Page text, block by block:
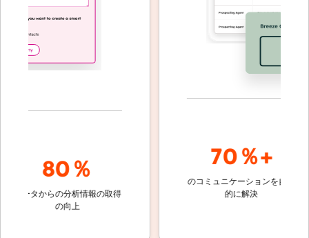
80％
ータからの分析情報の取得
の向上
70％+
のコミュニケーションを自動
的に解決
顧客対